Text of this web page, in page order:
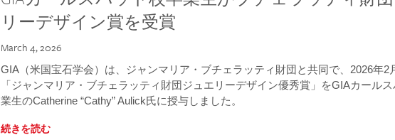
リーデザイン賞を受賞
March 4, 2026
GIA（米国宝石学会）は、ジャンマリア・ブチェラッティ財団と共同で、2026年2
「ジャンマリア・ブチェラッティ財団ジュエリーデザイン優秀賞」をGIAカール
業生のCatherine “Cathy” Aulick氏に授与しました。
続きを読む